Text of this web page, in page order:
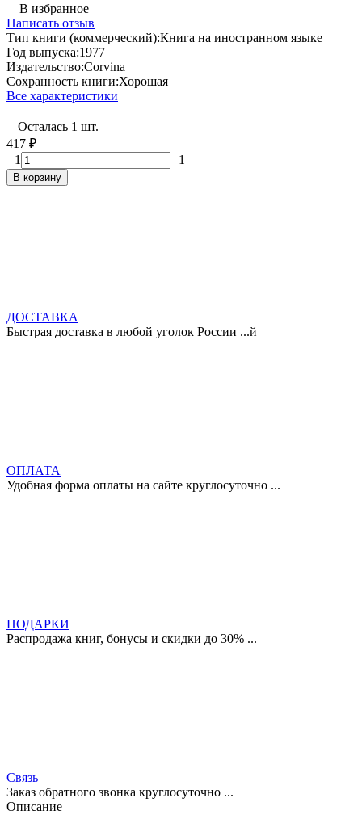
В избранное
Написать отзыв
Тип книги (коммерческий):Книга на иностранном языке
Год выпуска:1977
Издательство:Corvina
Сохранность книги:Хорошая
Все характеристики
Осталась 1 шт.
417 ₽
1
1
В корзину
ДОСТАВКА
Быстрая доставка в любой уголок России ...й
ОПЛАТА
Удобная форма оплаты на сайте круглосуточно ...
ПОДАРКИ
Распродажа книг, бонусы и скидки до 30% ...
Связь
Заказ обратного звонка круглосуточно ...
Описание